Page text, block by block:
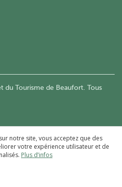
du Tourisme de Beaufort. Tous
notre site, vous acceptez que des
votre expérience utilisateur et de
Plus d’infos